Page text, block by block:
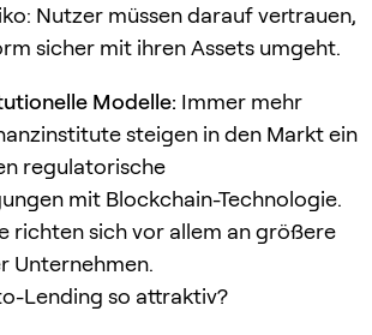
Nutzer müssen darauf vertrauen,
sicher mit ihren Assets umgeht.
Modelle: Immer mehr
steigen in den Markt ein
regulatorische
mit Blockchain-Technologie.
richten sich vor allem an größere
Unternehmen.
Lending so attraktiv?